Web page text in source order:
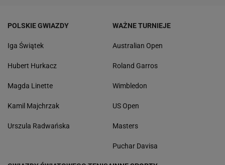
POLSKIE GWIAZDY
Iga Świątek
Hubert Hurkacz
Magda Linette
Kamil Majchrzak
Urszula Radwańska
WAŻNE TURNIEJE
Australian Open
Roland Garros
Wimbledon
US Open
Masters
Puchar Davisa